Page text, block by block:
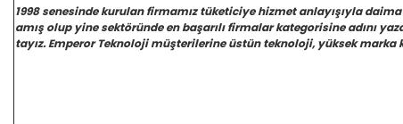
1998 senesinde kurulan firmamız tüketiciye hizmet anlayışıyla
amış olup yine sektöründe en başarılı firmalar kategorisine adını
tayız. Emperor Teknoloji müşterilerine üstün teknoloji, yüksek